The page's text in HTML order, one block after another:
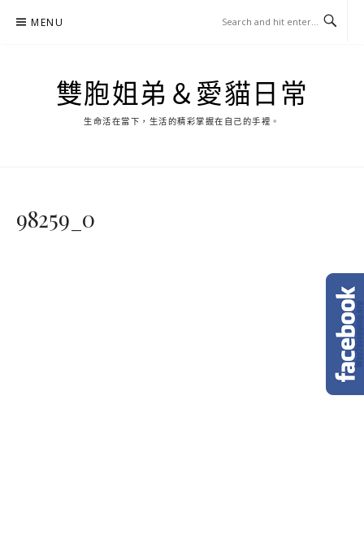
MENU
雙胞姐弟＆愛貓日常
生命活在當下，生活的精彩掌握在自己的手裡。
98259_0